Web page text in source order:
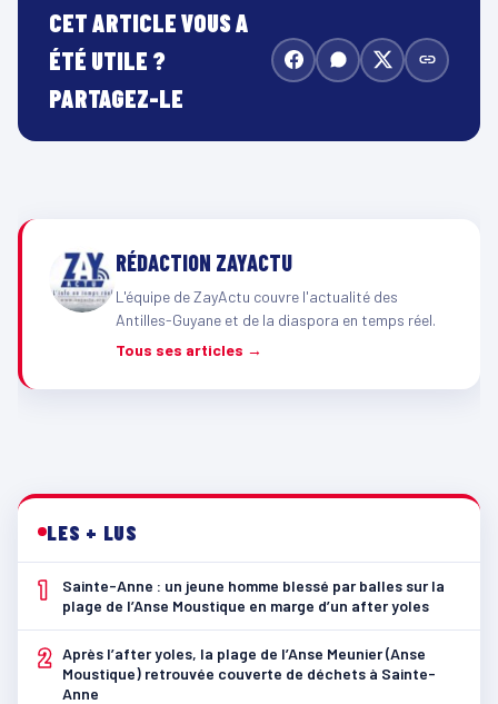
CET ARTICLE VOUS A
ÉTÉ UTILE ?
PARTAGEZ-LE
RÉDACTION ZAYACTU
L'équipe de ZayActu couvre l'actualité des
Antilles-Guyane et de la diaspora en temps réel.
Tous ses articles →
LES + LUS
1
Sainte-Anne : un jeune homme blessé par balles sur la
plage de l’Anse Moustique en marge d’un after yoles
2 Après l’after yoles, la plage de l’Anse Meunier (Anse
Moustique) retrouvée couverte de déchets à Sainte-
Anne